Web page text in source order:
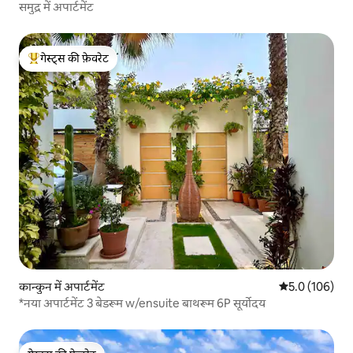
समुद्र में अपार्टमेंट
गेस्ट्स का टॉप फ़ेवरेट
गेस्ट्स की फ़ेवरेट
कान्कुन में अपार्टमेंट औसत रेटिंग 5 में
5.0 (106)
*नया अपार्टमेंट 3 बेडरूम w/ensuite बाथरूम 6P सूर्योदय